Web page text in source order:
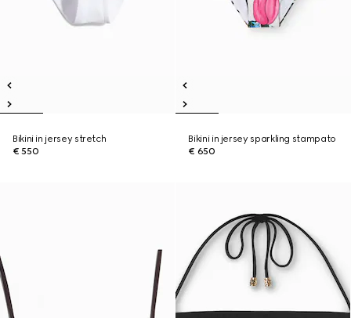
Bikini in jersey stretch
€ 550
Bikini in jersey sparkling stampato
€ 650